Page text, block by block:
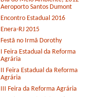
Aeroporto Santos Dumont
Encontro Estadual 2016
Enera-RJ 2015
Festã no Irmã Dorothy
I Feira Estadual da Reforma
Agrária
II Feira Estadual da Reforma
Agrária
III Feira da Reforma Agrária